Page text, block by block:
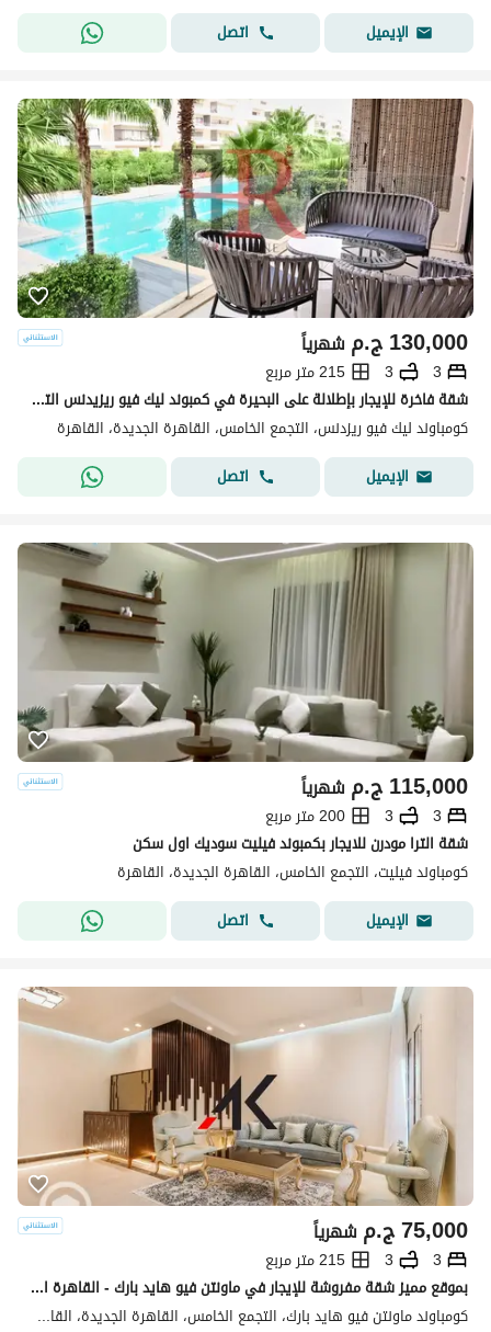
الإيميل
اتصل
ج.م130,000 شهرياً
3
3
215 متر مربع
شقة فاخرة للإيجار بإطلالة على البحيرة في كمبوند ليك فيو ريزيدنس التجمع الخامس
كومباوند ليك فيو ريزدنس، التجمع الخامس، القاهرة الجديدة، القاهرة
الإيميل
اتصل
ج.م115,000 شهرياً
3
3
200 متر مربع
شقة الترا مودرن للايجار بكمبوند فيليت سوديك اول سكن
كومباوند فيليت، التجمع الخامس، القاهرة الجديدة، القاهرة
الإيميل
اتصل
ج.م75,000 شهرياً
3
3
215 متر مربع
بموقع مميز شقة مفروشة للإيجار في ماونتن فيو هايد بارك - القاهرة الجديدة
كومباوند ماونتن فيو هايد بارك، التجمع الخامس، القاهرة الجديدة، القاهرة